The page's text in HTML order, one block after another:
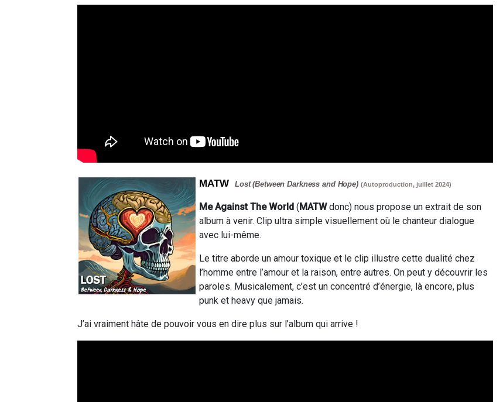
MATW Lost (Between Darkness and Hope) (Autoproduction, juillet 2024)
Me Against The World (MATWdonc) nous propose un extrait de son
album à venir. Clip ultra simple visuellement où le chanteur dialogue
avec lui-même.
Le titre aborde un amour toxique et le clip illustre cette dualité chez
l’homme entre l’amour et la raison, entre autres. On peut y découvrir les
paroles. Musicalement, c’est un concentré d’énergie, là encore, plus
punk et heavy que jamais.
J’ai vraiment hâte de pouvoir vous en dire plus sur l’album qui arrive !